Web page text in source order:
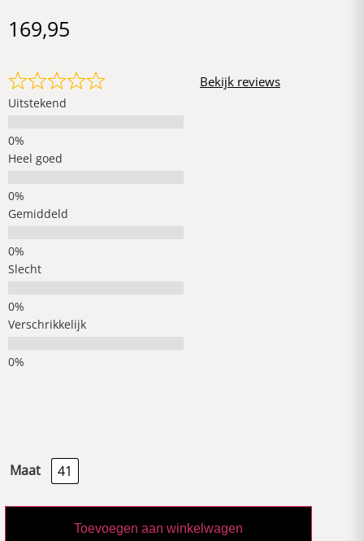
169,95
Uitstekend
Heel goed
Gemiddeld
Slecht
Verschrikkelijk
Bekijk reviews
Maat 41
Toevoegen aan winkelwagen